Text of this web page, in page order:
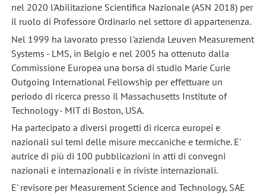
nel 2020 l'Abilitazione Scientifica Nazionale (ASN 2018) per
il ruolo di Professore Ordinario nel settore di appartenenza.
Nel 1999 ha lavorato presso l'azienda Leuven Measurement
Systems - LMS, in Belgio e nel 2005 ha ottenuto dalla
Commissione Europea una borsa di studio Marie Curie
Outgoing International Fellowship per effettuare un
periodo di ricerca presso il Massachusetts Institute of
Technology - MIT di Boston, USA.
Ha partecipato a diversi progetti di ricerca europei e
nazionali sui temi delle misure meccaniche e termiche. E'
autrice di più di 100 pubblicazioni in atti di convegni
nazionali e internazionali e in riviste internazionali.
E' revisore per Measurement Science and Technology, SAE